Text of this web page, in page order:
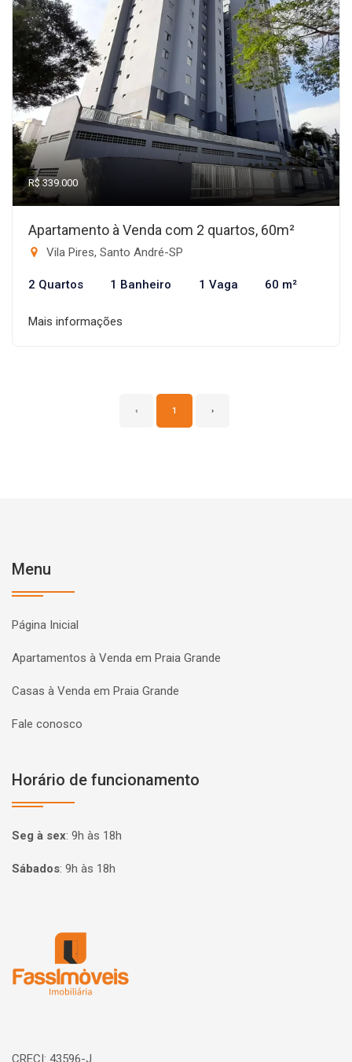
R$ 339.000
Apartamento à Venda com 2 quartos, 60m²
Vila Pires, Santo André-SP
2 Quartos 1 Banheiro 1 Vaga 60 m²
Mais informações
‹ 1 ›
Menu
Página Inicial
Apartamentos à Venda em Praia Grande
Casas à Venda em Praia Grande
Fale conosco
Horário de funcionamento
Seg à sex: 9h às 18h
Sábados: 9h às 18h
CRECI: 43596-J